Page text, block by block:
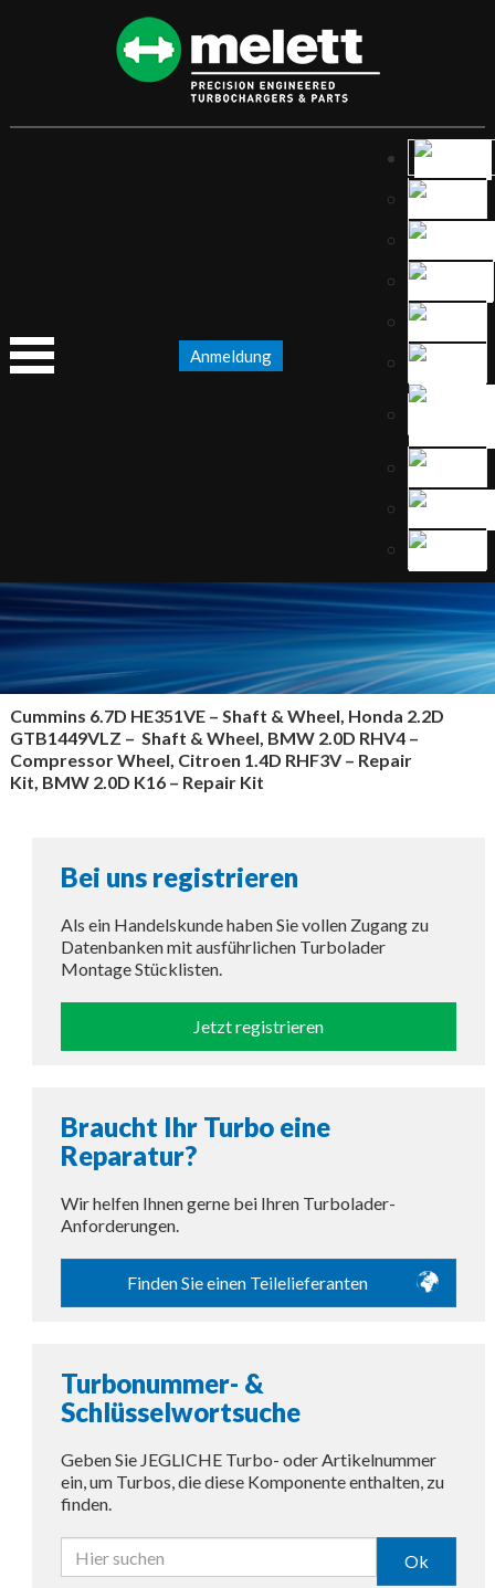
Anmeldung
Cummins 6.7D HE351VE – Shaft & Wheel, Honda 2.2D
GTB1449VLZ – Shaft & Wheel, BMW 2.0D RHV4 –
Compressor Wheel, Citroen 1.4D RHF3V – Repair
Kit, BMW 2.0D K16 – Repair Kit
Bei uns registrieren
Als ein Handelskunde haben Sie vollen Zugang zu
Datenbanken mit ausführlichen Turbolader
Montage Stücklisten.
Jetzt registrieren
Braucht Ihr Turbo eine
Reparatur?
Wir helfen Ihnen gerne bei Ihren Turbolader-
Anforderungen.
Finden Sie einen Teilelieferanten
Turbonummer- &
Schlüsselwortsuche
Geben Sie JEGLICHE Turbo- oder Artikelnummer
ein, um Turbos, die diese Komponente enthalten, zu
finden.
Ok